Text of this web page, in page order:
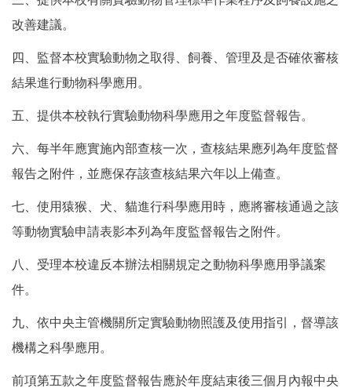
改善建議。
四、監督本校實驗動物之取得、飼養、管理及是否確依審核
結果進行動物科學應用。
五、提供本校執行實驗動物科學應用之年度監督報告。
六、每半年應實施內部查核一次，查核結果應列為年度監督
報告之附件，並應保存該查核結果六年以上備查。
七、使用猿猴、犬、貓進行科學應用時，應將審核通過之該
等動物實驗申請表影本列為年度監督報告之附件。
八、受理本校違反本辦法相關規定之動物科學應用爭議案
件。
九、依中央主管機關所定實驗動物照護及使用指引，督導該
機構之科學應用。
前項第五款之年度監督報告應於年度結束後三個月內報中央